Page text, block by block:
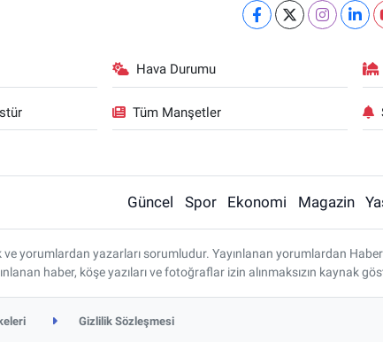
Hava Durumu
Tüm Manşetler
Güncel Spor Ekonomi Magazin
ve yorumlardan yazarları sorumludur. Yayınlanan yorumlardan
haber, köşe yazıları ve fotoğraflar izin alınmaksızın kaynak
Gizlilik Sözleşmesi